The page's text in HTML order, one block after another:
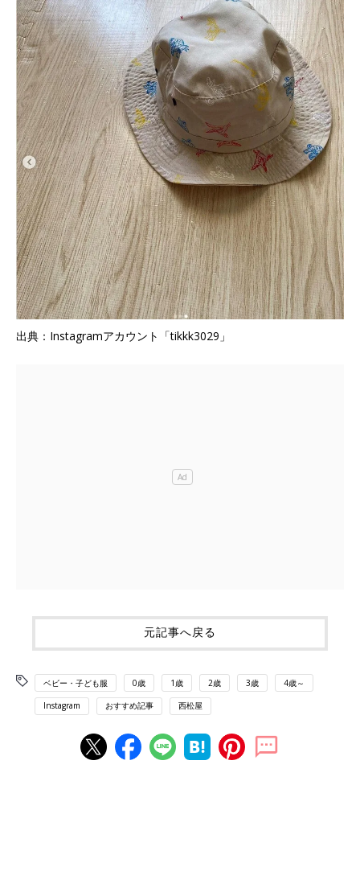
出典：Instagramアカウント「tikkk3029」
元記事へ戻る
ベビー・子ども服 0歳 1歳 2歳 3歳 4歳～
Instagram おすすめ記事 西松屋